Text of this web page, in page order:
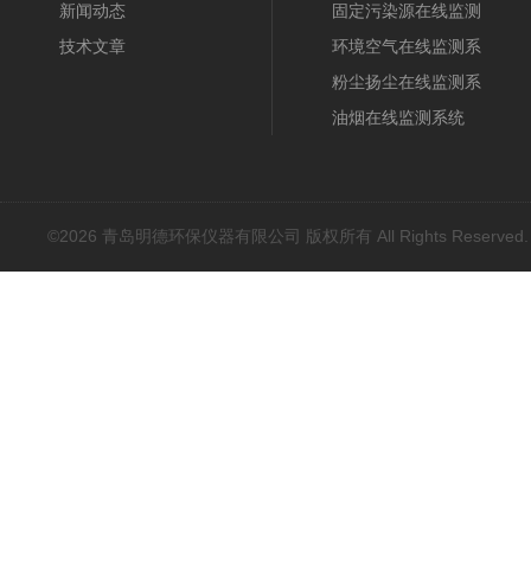
新闻动态
技术文章
固定污染源在线监测
系统
环境空气在线监测系
统
粉尘扬尘在线监测系
统
油烟在线监测系统
©2026 青岛明德环保仪器有限公司 版权所有 All Rights